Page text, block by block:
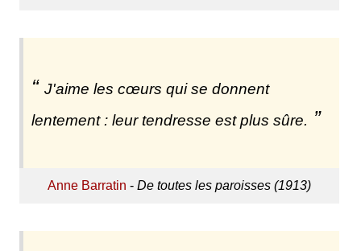
J'aime les cœurs qui se donnent
lentement : leur tendresse est plus sûre.
Anne Barratin - De toutes les paroisses (1913)